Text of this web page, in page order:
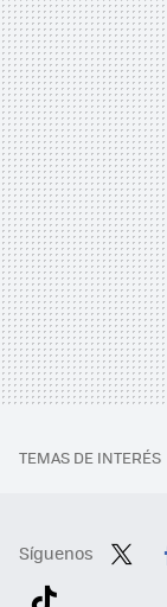
TEMAS DE INTERÉS
Síguenos